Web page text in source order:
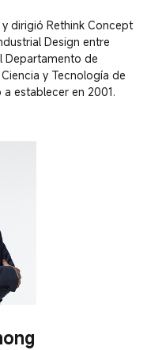
dirigió Rethink Concept
Design entre
Departamento de
y Tecnología de
establecer en 2001.